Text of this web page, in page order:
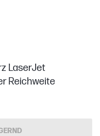
LaserJet
Reichweite